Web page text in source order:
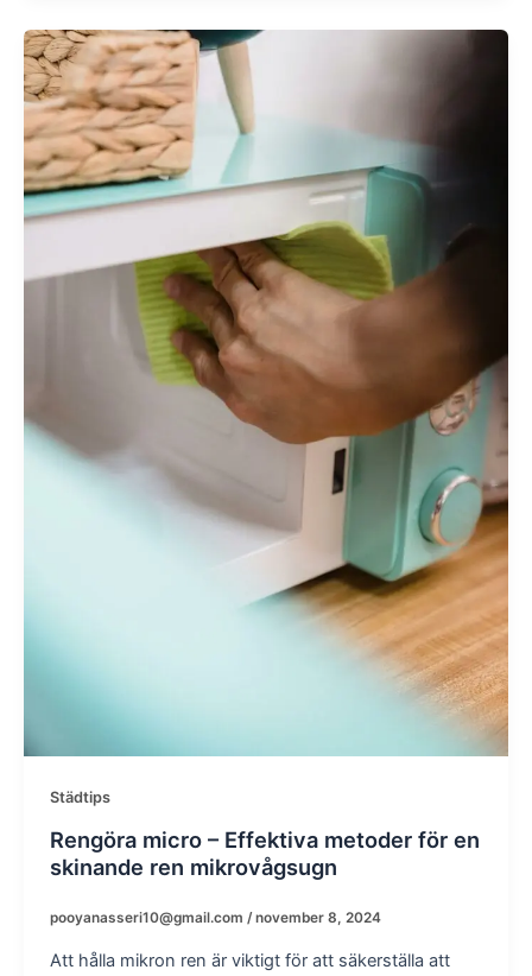
Städtips
Rengöra micro – Effektiva metoder för en
skinande ren mikrovågsugn
pooyanasseri10@gmail.com /november 8, 2024
Att hålla mikron ren är viktigt för att säkerställa att